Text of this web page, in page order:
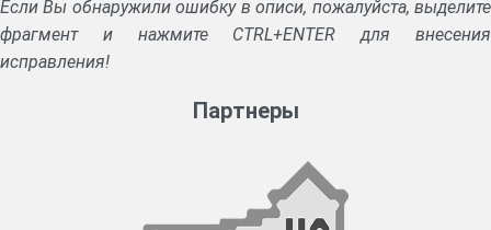
Если Вы обнаружили ошибку в описи, пожалуйста, выделите
фрагмент и нажмите CTRL+ENTER для внесения
исправления!
Партнеры